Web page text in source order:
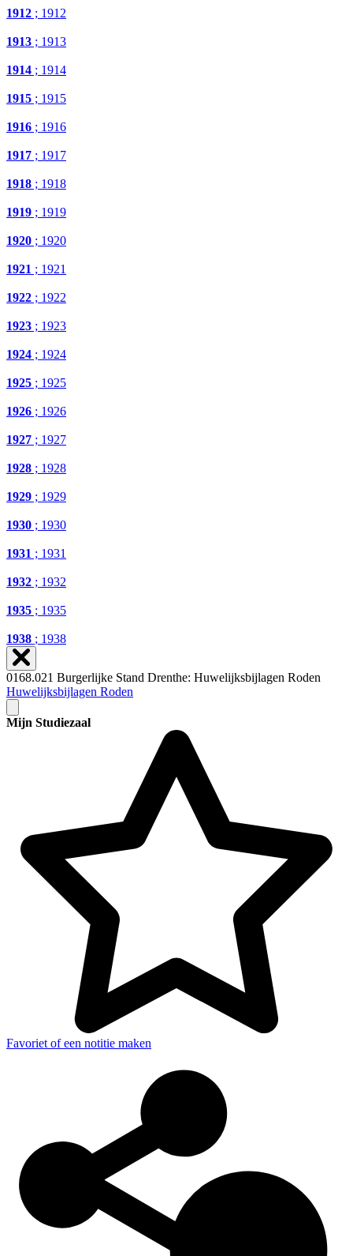
1912 ; 1912
1913 ; 1913
1914 ; 1914
1915 ; 1915
1916 ; 1916
1917 ; 1917
1918 ; 1918
1919 ; 1919
1920 ; 1920
1921 ; 1921
1922 ; 1922
1923 ; 1923
1924 ; 1924
1925 ; 1925
1926 ; 1926
1927 ; 1927
1928 ; 1928
1929 ; 1929
1930 ; 1930
1931 ; 1931
1932 ; 1932
1935 ; 1935
1938 ; 1938
0168.021 Burgerlijke Stand Drenthe: Huwelijksbijlagen Roden
Huwelijksbijlagen Roden
Mijn Studiezaal
Favoriet of een notitie maken